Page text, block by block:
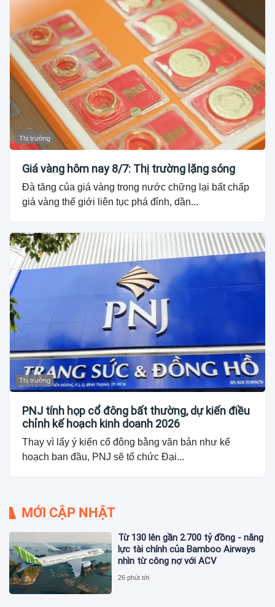
Thị trường
Giá vàng hôm nay 8/7: Thị trường lặng sóng
Đà tăng của giá vàng trong nước chững lại bất chấp
giá vàng thế giới liên tục phá đỉnh, dần...
Thị trường
PNJ tính họp cổ đông bất thường, dự kiến điều
chỉnh kế hoạch kinh doanh 2026
Thay vì lấy ý kiến cổ đông bằng văn bản như kế
hoạch ban đầu, PNJ sẽ tổ chức Đại...
MỚI CẬP NHẬT
Từ 130 lên gần 2.700 tỷ đồng - năng
lực tài chính của Bamboo Airways
nhìn từ công nợ với ACV
26 phút tới